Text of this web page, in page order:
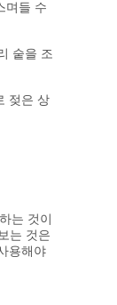
며들 수
숱을 조
젖은 상
는 것이
는 것은
용해야